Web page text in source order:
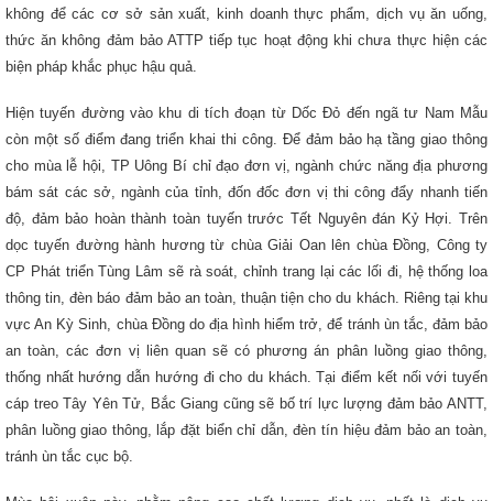
không để các cơ sở sản xuất, kinh doanh thực phẩm, dịch vụ ăn uống,
thức ăn không đảm bảo ATTP tiếp tục hoạt động khi chưa thực hiện các
biện pháp khắc phục hậu quả.
Hiện tuyến đường vào khu di tích đoạn từ Dốc Đỏ đến ngã tư Nam Mẫu
còn một số điểm đang triển khai thi công. Để đảm bảo hạ tầng giao thông
cho mùa lễ hội, TP Uông Bí chỉ đạo đơn vị, ngành chức năng địa phương
bám sát các sở, ngành của tỉnh, đốn đốc đơn vị thi công đẩy nhanh tiến
độ, đảm bảo hoàn thành toàn tuyến trước Tết Nguyên đán Kỷ Hợi. Trên
dọc tuyến đường hành hương từ chùa Giải Oan lên chùa Đồng, Công ty
CP Phát triển Tùng Lâm sẽ rà soát, chỉnh trang lại các lối đi, hệ thống loa
thông tin, đèn báo đảm bảo an toàn, thuận tiện cho du khách. Riêng tại khu
vực An Kỳ Sinh, chùa Đồng do địa hình hiểm trở, để tránh ùn tắc, đảm bảo
an toàn, các đơn vị liên quan sẽ có phương án phân luồng giao thông,
thống nhất hướng dẫn hướng đi cho du khách. Tại điểm kết nối với tuyến
cáp treo Tây Yên Tử, Bắc Giang cũng sẽ bố trí lực lượng đảm bảo ANTT,
phân luồng giao thông, lắp đặt biển chỉ dẫn, đèn tín hiệu đảm bảo an toàn,
tránh ùn tắc cục bộ.